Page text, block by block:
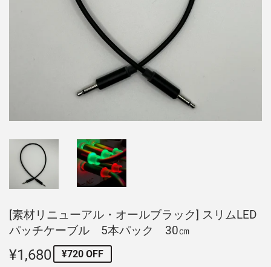
[素材リニューアル・オールブラック] スリムLED
パッチケーブル 5本パック 30㎝
¥1,680 ¥1,680
¥720 OFF